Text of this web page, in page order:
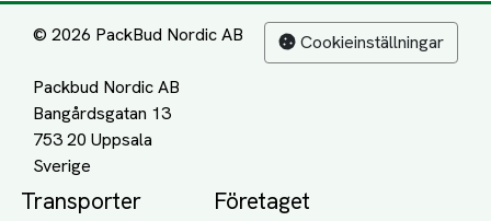
© 2026 PackBud Nordic AB
Packbud Nordic AB
Bangårdsgatan 13
753 20 Uppsala
Cookieinställningar
Transporter Företaget